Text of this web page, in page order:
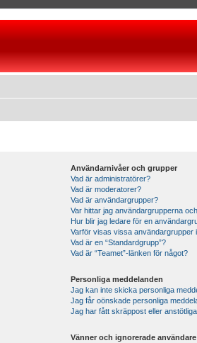
Användarnivåer och grupper
Vad är administratörer?
Vad är moderatorer?
Vad är användargrupper?
Var hittar jag användargrupperna
Hur blir jag ledare för en
Varför visas vissa användargrupper
Vad är en “Standardgrupp”?
Vad är “Teamet”-länken för något?
Personliga meddelanden
Jag kan inte skicka personliga
Jag får oönskade personliga
Jag har fått skräppost eller
Vänner och ignorerade användare